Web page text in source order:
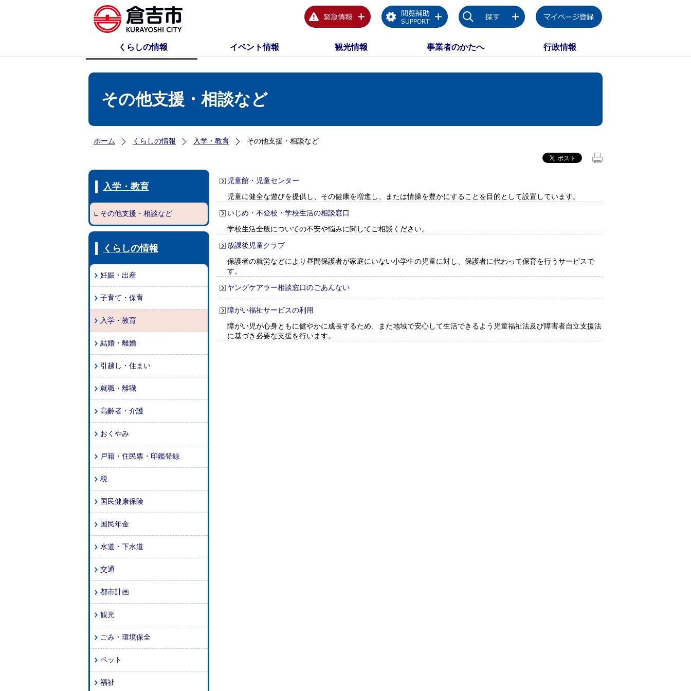
くらしの情報 イベント情報 観光情報 事業者のかたへ 行政情報
その他支援・相談など
ホーム くらしの情報 入学・教育 その他支援・相談など
入学・教育
その他支援・相談など
くらしの情報
妊娠・出産
子育て・保育
入学・教育
結婚・離婚
引越し・住まい
就職・離職
高齢者・介護
おくやみ
戸籍・住民票・印鑑登録
税
国民健康保険
国民年金
水道・下水道
交通
都市計画
観光
ごみ・環境保全
ペット
福祉
児童館・児童センター
児童に健全な遊びを提供し、その健康を増進し、または情操を豊かにすることを目的として設置しています。
いじめ・不登校・学校生活の相談窓口
学校生活全般についての不安や悩みに関してご相談ください。
放課後児童クラブ
保護者の就労などにより昼間保護者が家庭にいない小学生の児童に対し、保護者に代わって保育を行うサービスで
す。
ヤングケアラー相談窓口のごあんない
障がい福祉サービスの利用
障がい児が心身ともに健やかに成長するため、また地域で安心して生活できるよう児童福祉法及び障害者自立支援法
に基づき必要な支援を行います。